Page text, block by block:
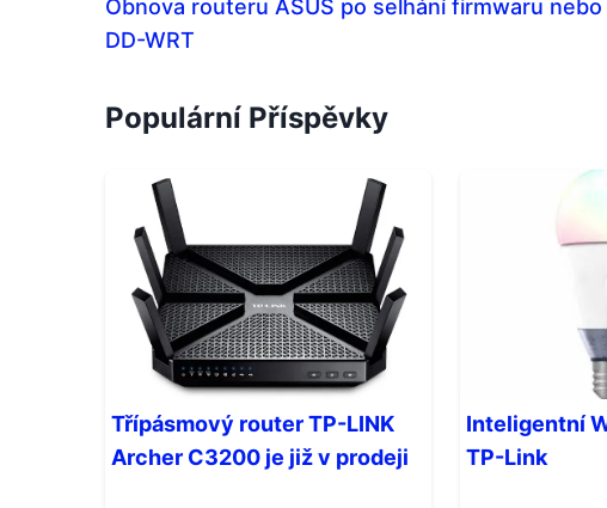
Obnova routeru ASUS po selhání firmwaru nebo
DD-WRT
Populární Příspěvky
Třípásmový router TP-LINK
Archer C3200 je již v prodeji
Inteligentní
TP-Link